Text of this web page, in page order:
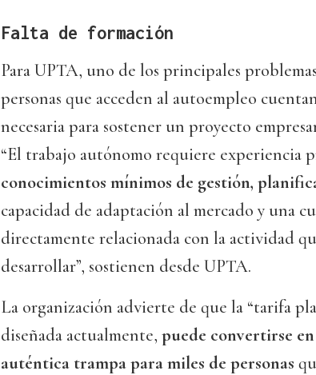
Falta de formación
Para UPTA, uno de los principales
personas que acceden al autoempleo
necesaria para sostener un proyecto
“El trabajo autónomo requiere experiencia
conocimientos mínimos de gestión,
capacidad de adaptación al mercado y una
directamente relacionada con la actividad
desarrollar”, sostienen desde UPTA.
La organización advierte de que la “tarifa
diseñada actualmente, puede convertirse
auténtica trampa para miles de personas